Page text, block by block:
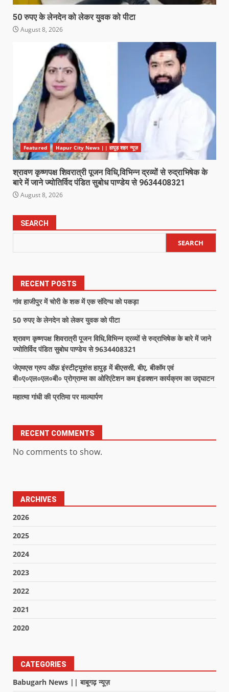
50 रुपए के लेनदेन को लेकर युवक को पीटा
August 8, 2026
Featured Hapur City News || हापुड़ शहर न्यूज़
श्रावण कृष्णपक्ष शिवरात्री पूजन विधि,विभिन्न द्रव्यों से रुद्राभिषेक के
बारे में जाने ज्योतिर्विद पंडित सुबोध पाण्डेय से 9634408321
August 8, 2026
SEARCH
SEARCH
RECENT POSTS
गांव हाजीपुर में चोरी के शक में एक संदिग्ध को पकड़ा
50 रुपए के लेनदेन को लेकर युवक को पीटा
श्रावण कृष्णपक्ष शिवरात्री पूजन विधि,विभिन्न द्रव्यों से रुद्राभिषेक के बारे में जाने
ज्योतिर्विद पंडित सुबोध पाण्डेय से 9634408321
जेएमएस ग्रुप ऑफ़ इंस्टीट्यूशंस हापुड़ में बीएससी, बीए, बीकॉम एवं
बी०ए०एल०एल०बी० प्रोग्राम्स का ओरिएंटेशन कम इंडक्शन कार्यक्रम का उद्घाटन
महात्मा गांधी की प्रतिमा पर माल्यार्पण
RECENT COMMENTS
No comments to show.
ARCHIVES
2026
2025
2024
2023
2022
2021
2020
CATEGORIES
Babugarh News || बाबूगढ़ न्यूज़